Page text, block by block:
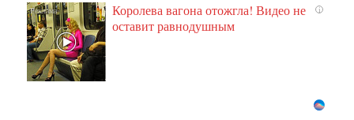
i
Королева вагона отожгла! Видео не
оставит равнодушным